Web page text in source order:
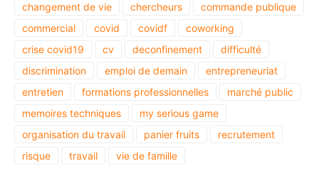
changement de vie
chercheurs
commande publique
commercial
covid covidf
coworking
crise covid19
cv deconfinement
difficulté
discrimination
emploi de demain
entrepreneuriat
entretien
formations professionnelles
marché public
memoires techniques
my serious game
organisation du travail
panier fruits
recrutement
risque
travail vie de famille